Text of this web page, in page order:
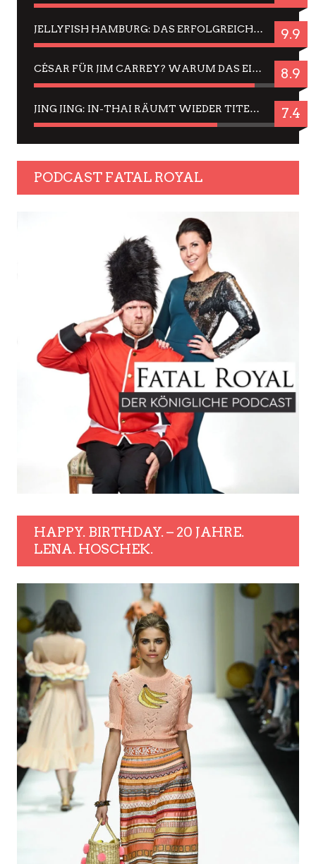
JELLYFISH HAMBURG: DAS ERFOLGREICHE SOMMER-MENÜ 2025 IN GEFÜHLEN UND BILDERN 9.9
CÉSAR FÜR JIM CARREY? WARUM DAS EINER DER NERVIGSTEN ACTORS IST UND BLEIBT 8.9
JING JING: IN-THAI RÄUMT WIEDER TITEL AB – EIN ZWEI-STUNDEN-ERLEBNISBERICHT 7.4
PODCAST FATAL ROYAL
HAPPY. BIRTHDAY. – 20 JAHRE.
LENA. HOSCHEK.